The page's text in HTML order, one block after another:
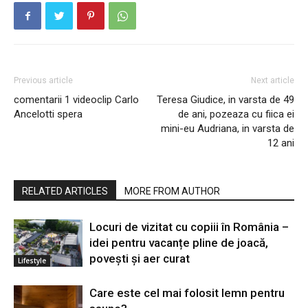
Previous article
comentarii 1 videoclip Carlo
Ancelotti spera
Next article
Teresa Giudice, in varsta de 49
de ani, pozeaza cu fiica ei
mini-eu Audriana, in varsta de
12 ani
RELATED ARTICLES MORE FROM AUTHOR
Lifestyle
Locuri de vizitat cu copiii în România –
idei pentru vacanțe pline de joacă,
povești și aer curat
Care este cel mai folosit lemn pentru